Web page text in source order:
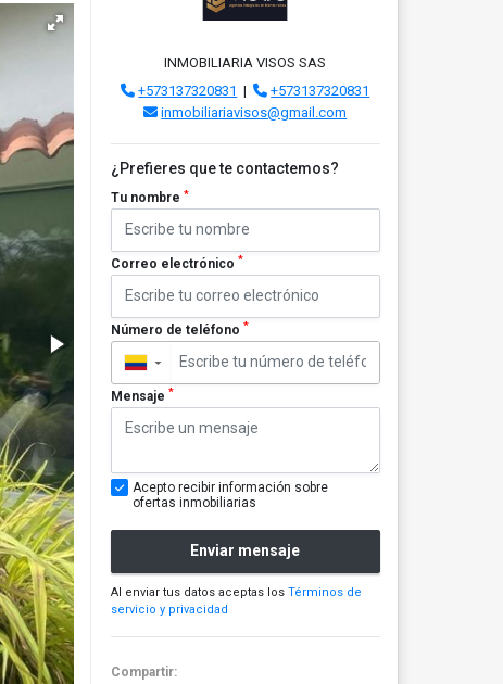
INMOBILIARIA VISOS SAS
+573137320831 |
+573137320831
inmobiliariavisos@gmail.com
¿Prefieres que te contactemos?
Tu nombre *
Correo electrónico *
Número de teléfono *
▼
Mensaje *
Acepto recibir información sobre
ofertas inmobiliarias
Enviar mensaje
Al enviar tus datos aceptas los Términos de
servicio y privacidad
Compartir: